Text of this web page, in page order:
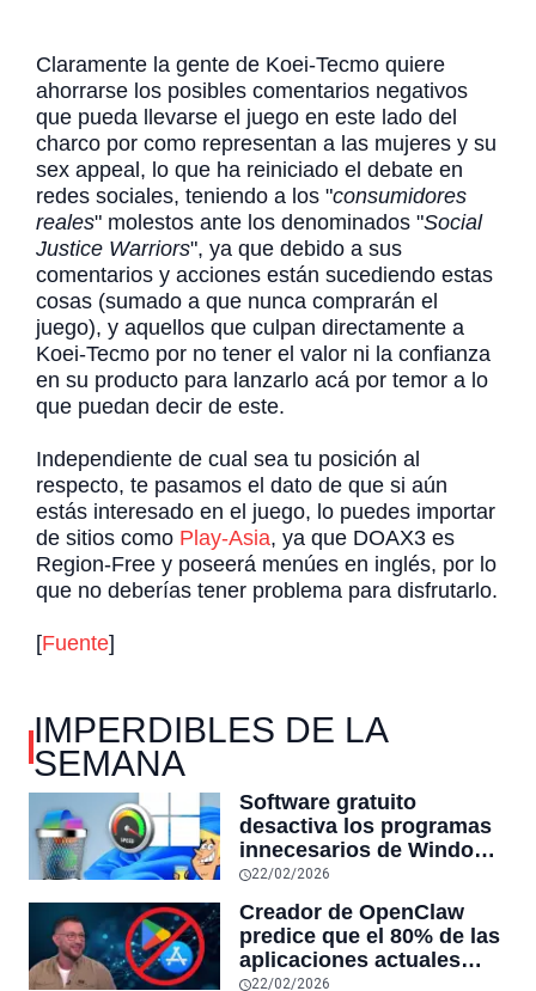
Claramente la gente de Koei-Tecmo quiere
ahorrarse los posibles comentarios negativos
que pueda llevarse el juego en este lado del
charco por como representan a las mujeres y su
sex appeal, lo que ha reiniciado el debate en
redes sociales, teniendo a los "consumidores
reales" molestos ante los denominados "Social
Justice Warriors", ya que debido a sus
comentarios y acciones están sucediendo estas
cosas (sumado a que nunca comprarán el
juego), y aquellos que culpan directamente a
Koei-Tecmo por no tener el valor ni la confianza
en su producto para lanzarlo acá por temor a lo
que puedan decir de este.
Independiente de cual sea tu posición al
respecto, te pasamos el dato de que si aún
estás interesado en el juego, lo puedes importar
de sitios como Play-Asia, ya que DOAX3 es
Region-Free y poseerá menúes en inglés, por lo
que no deberías tener problema para disfrutarlo.
[Fuente]
IMPERDIBLES DE LA
SEMANA
Software gratuito
desactiva los programas
innecesarios de Windows
11 y optimiza el PC,
reduciendo el uso de la
RAM y mucho más
22/02/2026
Creador de OpenClaw
predice que el 80% de las
aplicaciones actuales
desaparecerán en el
22/02/2026